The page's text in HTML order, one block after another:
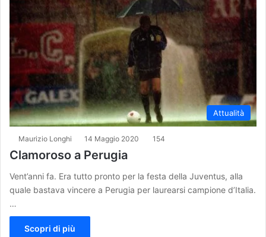
Attualità
Maurizio Longhi 14 Maggio 2020 154
Clamoroso a Perugia
Vent’anni fa. Era tutto pronto per la festa della Juventus, alla
quale bastava vincere a Perugia per laurearsi campione d’Italia.
…
Scopri di più